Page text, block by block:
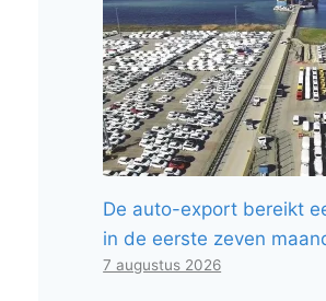
De auto-export bereikt
in de eerste zeven
7 augustus 2026